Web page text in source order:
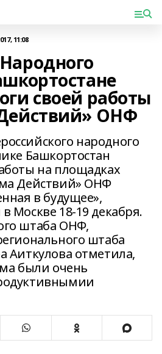
11:08
своей работы
ОНФ
народного
Башкортостан
на площадках
Действий» ОНФ
в будущее»,
Москве 18-19 декабря.
штаба ОНФ,
штаба
Аиткулова отметила,
были очень